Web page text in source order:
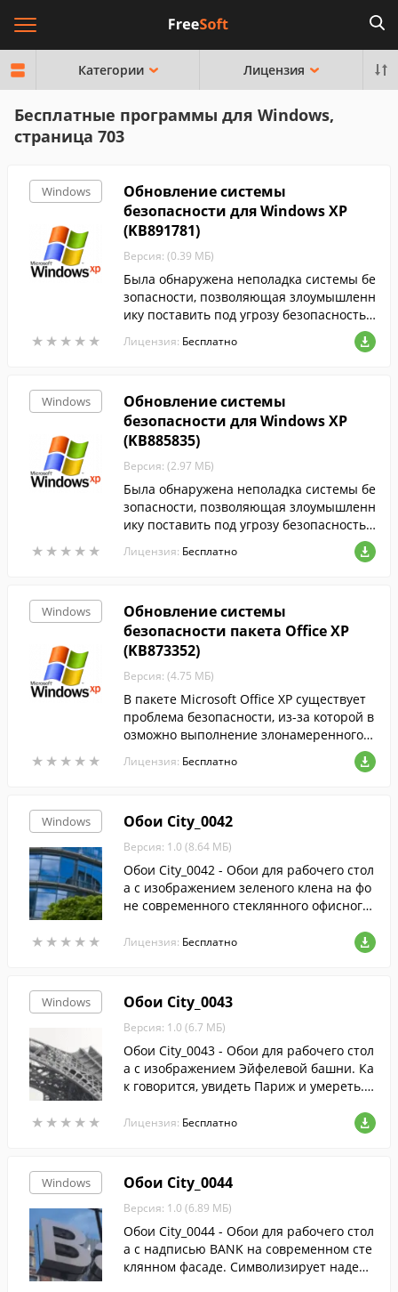
Категории Лицензия
Бесплатные программы для Windows,
страница 703
Windows
★ ★ ★ ★ ★
★ ★ ★ ★ ★
Обновление системы
безопасности для Windows XP
(KB891781)
Версия: (0.39 МБ)
Была обнаружена неполадка системы бе
зопасности, позволяющая злоумышленн
ику поставить под угрозу безопасность к
омпьютера с системой Microsoft Window
s и получить возможность управления и
рпорацией Майкрософт.
Лицензия: Бесплатно
Windows
★ ★ ★ ★ ★
★ ★ ★ ★ ★
Обновление системы
безопасности для Windows XP
(KB885835)
Версия: (2.97 МБ)
Была обнаружена неполадка системы бе
зопасности, позволяющая злоумышленн
ику поставить под угрозу безопасность к
омпьютера с системой Microsoft Window
s и получить возможность управления и
рпорацией Майкрософт.
Лицензия: Бесплатно
Windows
★ ★ ★ ★ ★
★ ★ ★ ★ ★
Обновление системы
безопасности пакета Office XP
(KB873352)
Версия: (4.75 МБ)
В пакете Microsoft Office XP существует
проблема безопасности, из-за которой в
озможно выполнение злонамеренного к
ода при открытии хранящихся на веб-уз
ле документов Office. Это обновление ус
Лицензия: Бесплатно
Windows
★ ★ ★ ★ ★
★ ★ ★ ★ ★
Обои City_0042
Версия: 1.0 (8.64 МБ)
Обои City_0042 - Обои для рабочего стол
а с изображением зеленого клена на фо
не современного стеклянного офисного
олом всего живого, которое непременно
пробьется через стекло и металл. Тяга к
Лицензия: Бесплатно
Windows
★ ★ ★ ★ ★
★ ★ ★ ★ ★
Обои City_0043
Версия: 1.0 (6.7 МБ)
Обои City_0043 - Обои для рабочего стол
а с изображением Эйфелевой башни. Ка
к говорится, увидеть Париж и умереть. А
ться ввысь, как знаменитая башня.
Лицензия: Бесплатно
Windows Обои City_0044
Версия: 1.0 (6.89 МБ)
Обои City_0044 - Обои для рабочего стол
а с надписью BANK на современном сте
клянном фасаде. Символизирует надежн